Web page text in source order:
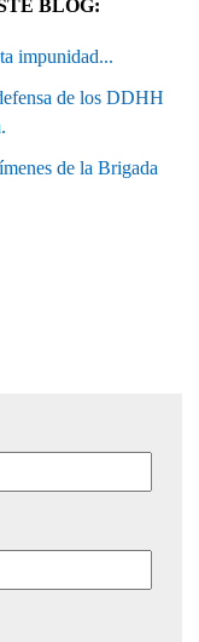
BLOG:
impunidad...
de los DDHH
de la Brigada